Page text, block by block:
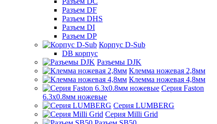
Разъем DF
Разъем DHS
Разъем DI
Разъем DP
Корпус D-Sub
DB корпус
Разъемы DJK
Клемма ножевая 2,8мм
Клемма ножевая 4,8мм
Серия Faston
6.3х0.8мм ножевые
Серия LUMBERG
Серия Milli Grid